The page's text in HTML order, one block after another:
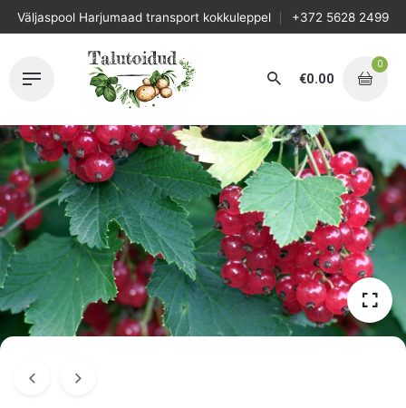
Skip
to
Väljaspool Harjumaad transport kokkuleppel +372 5628 2499
€0.00
0